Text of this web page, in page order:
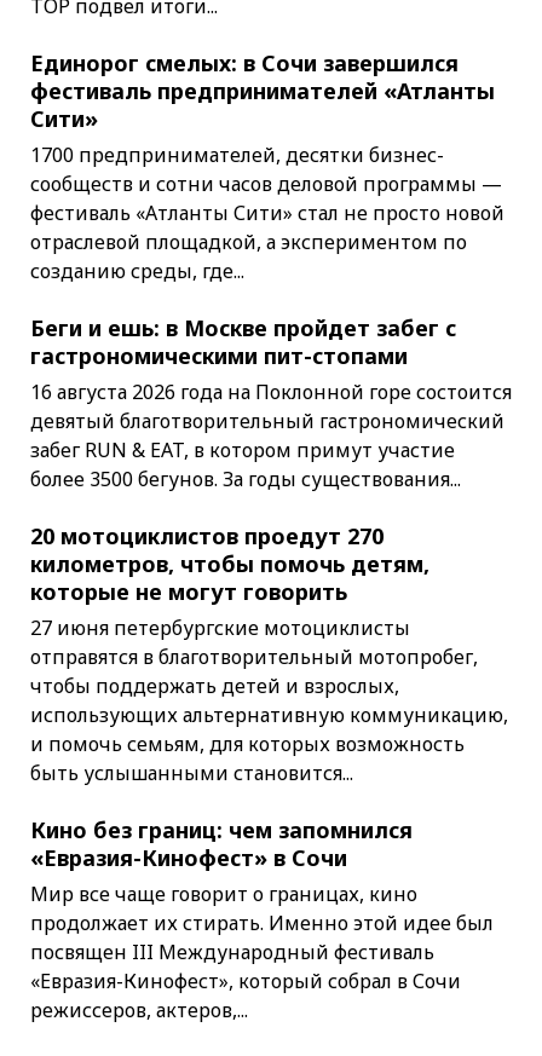
TOP подвел итоги...
Единорог смелых: в Сочи завершился
фестиваль предпринимателей «Атланты
Сити»
1700 предпринимателей, десятки бизнес-
сообществ и сотни часов деловой программы —
фестиваль «Атланты Сити» стал не просто новой
отраслевой площадкой, а экспериментом по
созданию среды, где...
Беги и ешь: в Москве пройдет забег с
гастрономическими пит-стопами
16 августа 2026 года на Поклонной горе состоится
девятый благотворительный гастрономический
забег RUN & EAT, в котором примут участие
более 3500 бегунов. За годы существования...
20 мотоциклистов проедут 270
километров, чтобы помочь детям,
которые не могут говорить
27 июня петербургские мотоциклисты
отправятся в благотворительный мотопробег,
чтобы поддержать детей и взрослых,
использующих альтернативную коммуникацию,
и помочь семьям, для которых возможность
быть услышанными становится...
Кино без границ: чем запомнился
«Евразия-Кинофест» в Сочи
Мир все чаще говорит о границах, кино
продолжает их стирать. Именно этой идее был
посвящен III Международный фестиваль
«Евразия-Кинофест», который собрал в Сочи
режиссеров, актеров,...